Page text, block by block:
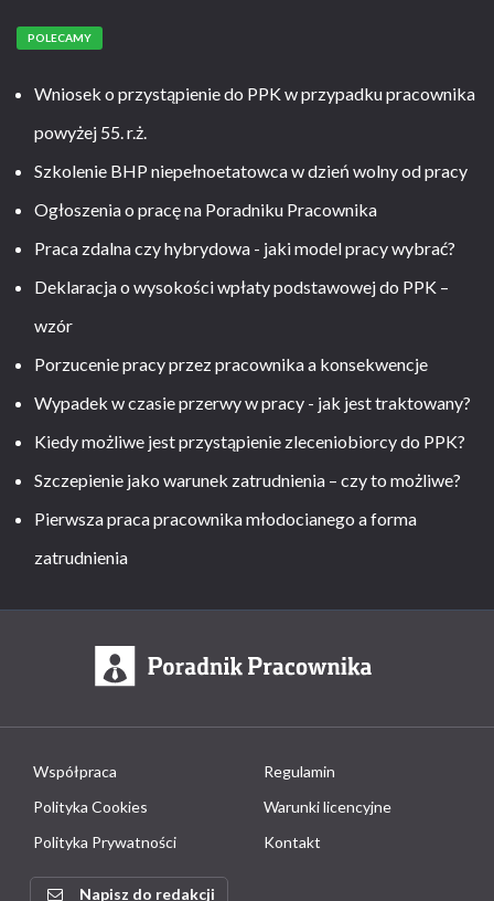
POLECAMY
Wniosek o przystąpienie do PPK w przypadku pracownika
powyżej 55. r.ż.
Szkolenie BHP niepełnoetatowca w dzień wolny od pracy
Ogłoszenia o pracę na Poradniku Pracownika
Praca zdalna czy hybrydowa - jaki model pracy wybrać?
Deklaracja o wysokości wpłaty podstawowej do PPK –
wzór
Porzucenie pracy przez pracownika a konsekwencje
Wypadek w czasie przerwy w pracy - jak jest traktowany?
Kiedy możliwe jest przystąpienie zleceniobiorcy do PPK?
Szczepienie jako warunek zatrudnienia – czy to możliwe?
Pierwsza praca pracownika młodocianego a forma
zatrudnienia
Współpraca
Regulamin
Polityka Cookies
Warunki licencyjne
Polityka Prywatności
Kontakt
Napisz do redakcji